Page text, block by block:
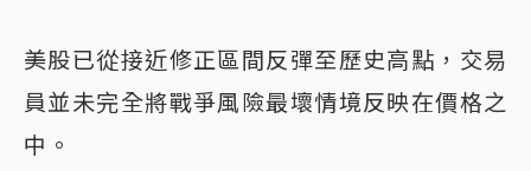
美股已從接近修正區間反彈至歷史高點，交易
員並未完全將戰爭風險最壞情境反映在價格之
中。